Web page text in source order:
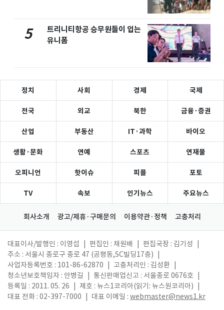
5
트리니티항공 승무원들이 입는
유니폼
정치 사회 경제 국제
전국 외교 북한 금융·증권
산업 부동산 IT·과학 바이오
생활·문화 연예 스포츠 연재물
오피니언 핫이슈 피플 포토
TV 속보 인기뉴스 주요뉴스
회사소개 광고/제휴·구매문의 이용약관·정책 고충처리
대표이사/발행인 : 이영섭 편집인 : 채원배 편집국장 : 김기성
주소 : 서울시 종로구 종로 47 (공평동,SC빌딩17층)
사업자등록번호 : 101-86-62870
고충처리인 : 김성환
청소년보호책임자 : 안병길
통신판매업신고 : 서울종로 0676호
등록일 : 2011. 05. 26
제호 : 뉴스1코리아(읽기: 뉴스원코리아)
대표 전화 : 02-397-7000
대표 이메일 : webmaster@news1.kr